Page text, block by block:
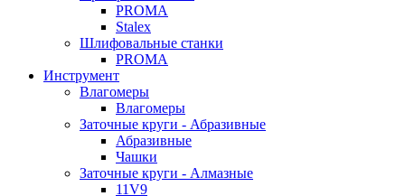
PROMA
Stalex
Шлифовальные станки
PROMA
Инструмент
Влагомеры
Влагомеры
Заточные круги - Абразивные
Абразивные
Чашки
Заточные круги - Алмазные
11V9